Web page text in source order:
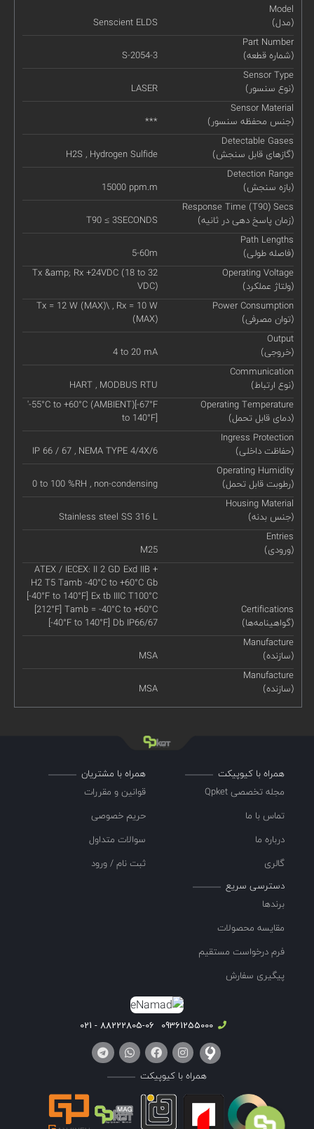
Model
(مدل)
Senscient ELDS
Part Number
(شماره قطعه)
S-2054-3
Sensor Type
(نوع سنسور)
LASER
Sensor Material
(جنس محفظه سنسور)
***
Detectable Gases
(گازهای قابل سنجش)
H2S , Hydrogen Sulfide
Detection Range
(بازه سنجش)
15000 ppm.m
Response Time (T90) Secs
(زمان پاسخ دهی در ثانیه)
T90 ≤ 3SECONDS
Path Lengths
(فاصله طولی)
5-60m
Operating Voltage
(ولتاژ عملکرد)
Tx &amp; Rx +24VDC (18 to 32
VDC)
Power Consumption
(توان مصرفی)
Tx = 12 W (MAX)\ , Rx = 10 W
(MAX)
Output
(خروجی)
4 to 20 mA
Communication
(نوع ارتباط)
HART , MODBUS RTU
Operating Temperature
(دمای قابل تحمل)
'-55°C to +60°C (AMBIENT)[-67°F
to 140°F]
Ingress Protection
(حفاظت داخلی)
IP 66 / 67 , NEMA TYPE 4/4X/6
Operating Humidity
(رطوبت قابل تحمل)
0 to 100 %RH , non-condensing
Housing Material
(جنس بدنه)
Stainless steel SS 316 L
Entries
(ورودی)
M25
Certifications
(گواهینامه‌ها)
ATEX / IECEX: II 2 GD Exd IIB +
H2 T5 Tamb -40°C to +60°C Gb
[-40°F to 140°F] Ex tb IIIC T100°C
[212°F] Tamb = -40°C to +60°C
[-40°F to 140°F] Db IP66/67
Manufacture
(سازنده)
MSA
Manufacture
(سازنده)
MSA
همراه با کیوپیکت
مجله تخصصی Qpket
تماس با ما
درباره ما
گالری
همراه با مشتریان
قوانین و مقررات
حریم خصوصی
سوالات متداول
ثبت نام / ورود
دسترسی سریع
برندها
مقایسه محصولات
فرم درخواست مستقیم
پیگیری سفارش
09361255000
88222805-06 - 021
همراه با کیوپیکت